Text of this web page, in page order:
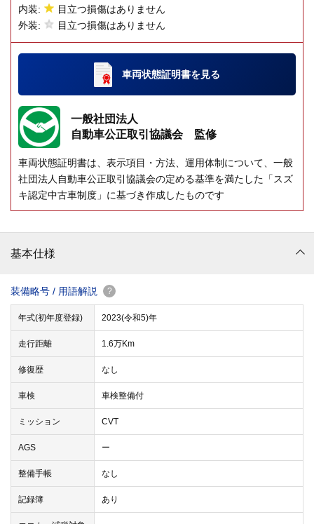
内装:
目立つ損傷はありません
外装:
目立つ損傷はありません
車両状態証明書を見る
一般社団法人
自動車公正取引協議会 監修
車両状態証明書は、表示項目・方法、運用体制について、一般
社団法人自動車公正取引協議会の定める基準を満たした「スズ
キ認定中古車制度」に基づき作成したものです
基本仕様
装備略号 / 用語解説 ?
年式(初年度登録) 2023(令和5)年
走行距離 1.6万Km
修復歴 なし
車検 車検整備付
ミッション CVT
AGS ー
整備手帳 なし
記録簿 あり